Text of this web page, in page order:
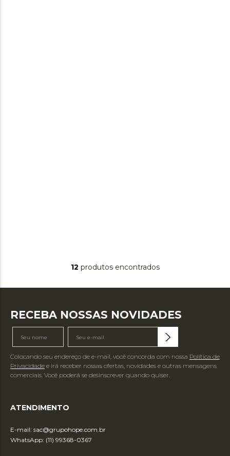
12 produtos
RECEBA NOSSAS NOVIDADES
Colocando seu endereço de e-mail, você concorda com nossa Política de
Privacidade e irá receber nossas ofertas, novidades e outras mensagens
comerciais. Você poderá se desinscrever quando quiser.
ATENDIMENTO
E-mail: sac@grupohope.com.br
WhatsApp: (11) 99368-0367